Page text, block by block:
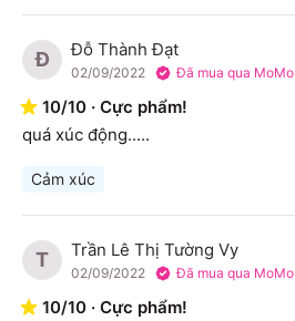
Đ Đỗ Thành Đạt
02/09/2022 Đã mua qua MoMo
10/10 · Cực phẩm!
quá xúc động.....
Cảm xúc
T Trần Lê Thị Tường Vy
02/09/2022 Đã mua qua MoMo
10/10 · Cực phẩm!